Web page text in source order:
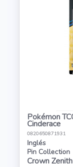
Pokémon
Cinderace
0820650871931
Inglés
Pin Collection
Crown Zenith